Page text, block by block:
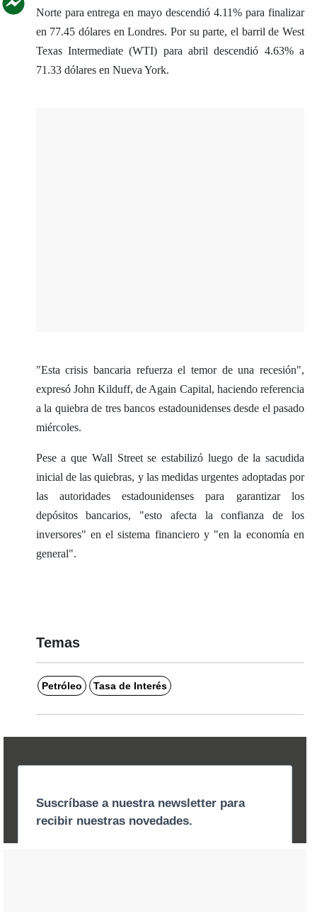
Norte para entrega en mayo descendió 4.11% para finalizar
en 77.45 dólares en Londres. Por su parte, el barril de West
Texas Intermediate (WTI) para abril descendió 4.63% a
71.33 dólares en Nueva York.
"Esta crisis bancaria refuerza el temor de una recesión",
expresó John Kilduff, de Again Capital, haciendo referencia
a la quiebra de tres bancos estadounidenses desde el pasado
miércoles.
Pese a que Wall Street se estabilizó luego de la sacudida
inicial de las quiebras, y las medidas urgentes adoptadas por
las autoridades estadounidenses para garantizar los
depósitos bancarios, "esto afecta la confianza de los
inversores" en el sistema financiero y "en la economía en
general".
Temas
Petróleo Tasa de Interés